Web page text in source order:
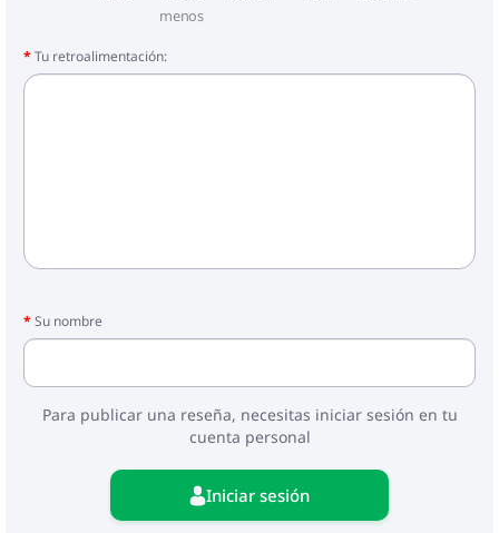
menos
Tu retroalimentación:
Su nombre
Para publicar una reseña, necesitas iniciar sesión en tu
cuenta personal
Iniciar sesión